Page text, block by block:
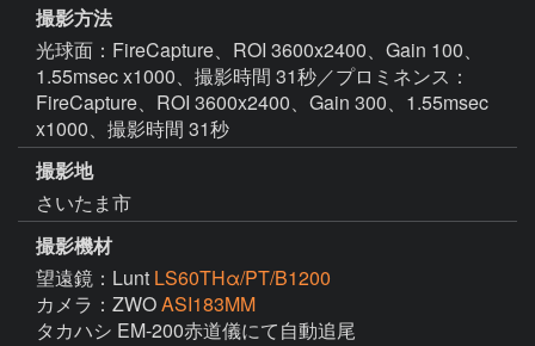
撮影方法
光球面：FireCapture、ROI 3600x2400、Gain 100、
1.55msec x1000、撮影時間 31秒／プロミネンス：
FireCapture、ROI 3600x2400、Gain 300、1.55msec
x1000、撮影時間 31秒
撮影地
さいたま市
撮影機材
望遠鏡：Lunt LS60THα/PT/B1200
カメラ：ZWOASI183MM
タカハシ EM-200赤道儀にて自動追尾